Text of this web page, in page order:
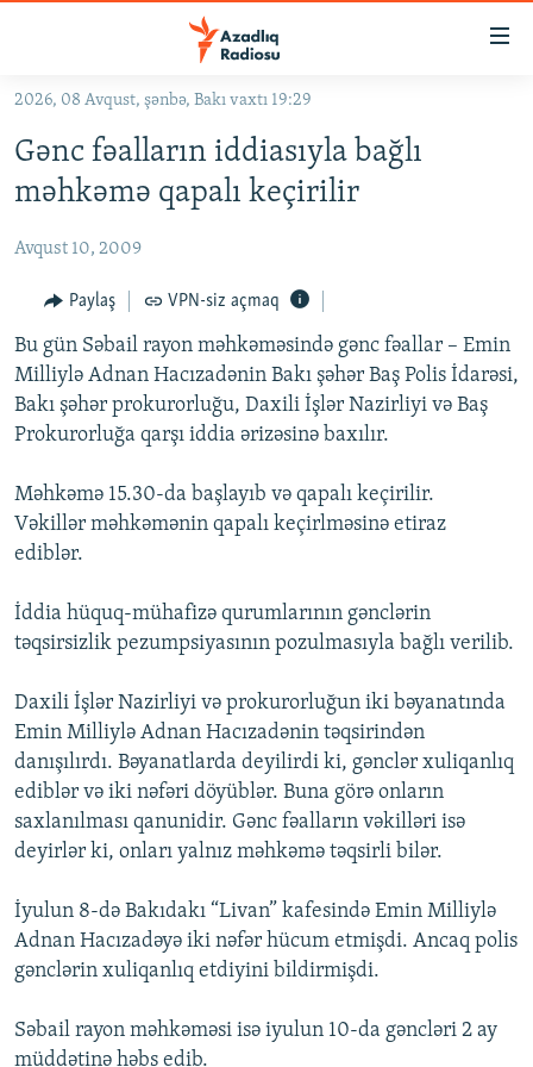
Əsas
qayıt
Əsas
qayıt
KORRUPSIOMETR
#ƏSLINDƏ
FƏRQƏ BAX
QANUNI DOĞRU
ARAŞDIRMA
MULTIMEDIA
FOTOQALEREYA
İNFOQRAFIKA
KARIKATURA
OXU ZALI
AZƏRBAYCAN ƏDƏBIYYATI KITABXANASI
İSLAM VƏ DEMOKRATIYA
İZ - MƏDƏNIYYƏT PROQRAMI
HAQQIMIZDA
MISSIYAMIZ
PEŞƏ ETIKASI VƏ JURNALISTIKA STANDARTLARIMIZ
MATERIALLARIMIZDAN ISTIFADƏ
BIZIMLƏ ƏLAQƏ
XƏBƏR BÜLLETENLƏRIMIZ
RFE/RL-in bütün saytları
2026, 08 Avqust, şənbə, Bakı vaxtı 19:29
Gənc fəalların iddiasıyla bağlı
məhkəmə qapalı keçirilir
Avqust 10, 2009
Paylaş VPN-siz açmaq
Bu gün Səbail rayon məhkəməsində gənc fəallar – Emin
Milliylə Adnan Hacızadənin Bakı şəhər Baş Polis İdarəsi,
Bakı şəhər prokurorluğu, Daxili İşlər Nazirliyi və Baş
Prokurorluğa qarşı iddia ərizəsinə baxılır.
Məhkəmə 15.30-da başlayıb və qapalı keçirilir.
Vəkillər məhkəmənin qapalı keçirlməsinə etiraz
ediblər.
İddia hüquq-mühafizə qurumlarının gənclərin
təqsirsizlik pezumpsiyasının pozulmasıyla bağlı verilib.
Daxili İşlər Nazirliyi və prokurorluğun iki bəyanatında
Emin Milliylə Adnan Hacızadənin təqsirindən
danışılırdı. Bəyanatlarda deyilirdi ki, gənclər xuliqanlıq
ediblər və iki nəfəri döyüblər. Buna görə onların
saxlanılması qanunidir. Gənc fəalların vəkilləri isə
deyirlər ki, onları yalnız məhkəmə təqsirli bilər.
İyulun 8-də Bakıdakı “Livan” kafesində Emin Milliylə
Adnan Hacızadəyə iki nəfər hücum etmişdi. Ancaq polis
gənclərin xuliqanlıq etdiyini bildirmişdi.
Səbail rayon məhkəməsi isə iyulun 10-da gəncləri 2 ay
müddətinə həbs edib.